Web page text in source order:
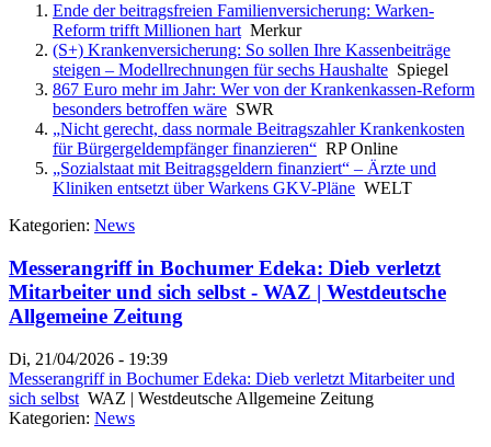
Ende der beitragsfreien Familienversicherung: Warken-
Reform trifft Millionen hartMerkur
(S+) Krankenversicherung: So sollen Ihre Kassenbeiträge
steigen – Modellrechnungen für sechs Haushalte Spiegel
867 Euro mehr im Jahr: Wer von der Krankenkassen-Reform
besonders betroffen wäre SWR
„Nicht gerecht, dass normale Beitragszahler Krankenkosten
für Bürgergeldempfänger finanzieren“ RP Online
„Sozialstaat mit Beitragsgeldern finanziert“ – Ärzte und
Kliniken entsetzt über Warkens GKV-Pläne WELT
Kategorien: News
Messerangriff in Bochumer Edeka: Dieb verletzt
Mitarbeiter und sich selbst - WAZ | Westdeutsche
Allgemeine Zeitung
Di, 21/04/2026 - 19:39
Messerangriff in Bochumer Edeka: Dieb verletzt Mitarbeiter und
sich selbst WAZ | Westdeutsche Allgemeine Zeitung
Kategorien: News